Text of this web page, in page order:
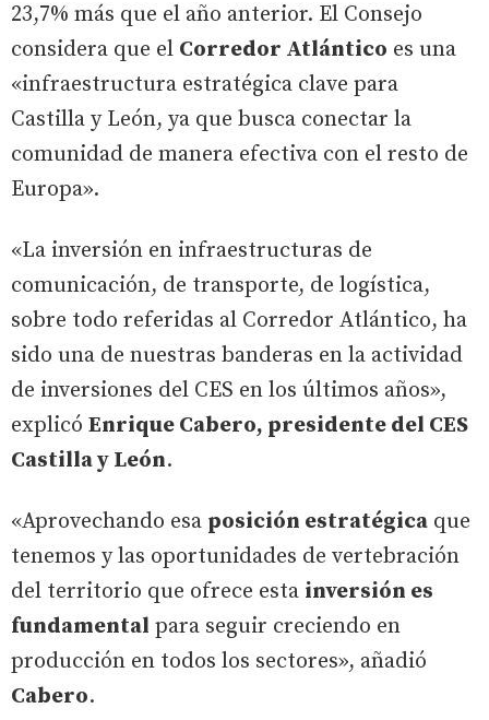
23,7% más que el año anterior. El Consejo
considera que el Corredor Atlántico es una
«infraestructura estratégica clave para
Castilla y León, ya que busca conectar la
comunidad de manera efectiva con el resto de
Europa».
«La inversión en infraestructuras de
comunicación, de transporte, de logística,
sobre todo referidas al Corredor Atlántico, ha
sido una de nuestras banderas en la actividad
de inversiones del CES en los últimos años»,
explicó Enrique Cabero, presidente del CES
Castilla y León.
«Aprovechando esa posición estratégica que
tenemos y las oportunidades de vertebración
del territorio que ofrece esta inversión es
fundamental para seguir creciendo en
producción en todos los sectores», añadió
Cabero.